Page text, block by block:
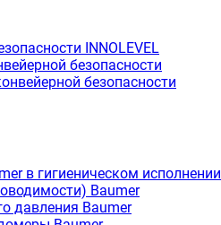
INNOLEVEL
безопасности
безопасности
в гигиеническом исполнении
Baumer
давления Baumer